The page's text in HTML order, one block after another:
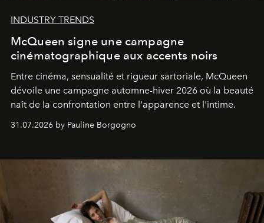
INDUSTRY TRENDS
McQueen signe une campagne
cinématographique aux accents noirs
Entre cinéma, sensualité et rigueur sartoriale, McQueen
dévoile une campagne automne-hiver 2026 où la beauté
naît de la confrontation entre l'apparence et l'intime.
31.07.2026 by Pauline Borgogno